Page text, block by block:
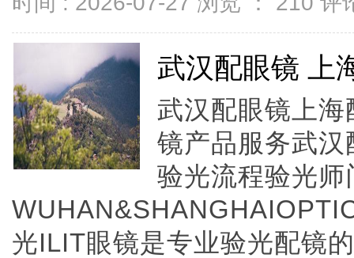
武汉配眼镜 上
武汉配眼镜上
镜产品服务武
验光流程验光
光ILIT眼镜是专业验光配镜